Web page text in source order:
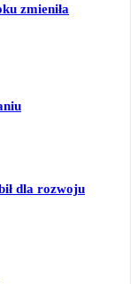
zmieniła
dla rozwoju